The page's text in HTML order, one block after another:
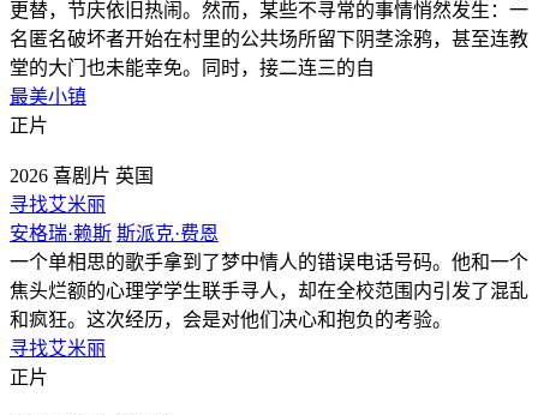
更替，节庆依旧热闹。然而，某些不寻常的事情悄然发生：一
名匿名破坏者开始在村里的公共场所留下阴茎涂鸦，甚至连教
堂的大门也未能幸免。同时，接二连三的自
最美小镇
正片
2026 喜剧片 英国
寻找艾米丽
安格瑞·赖斯 斯派克·费恩
一个单相思的歌手拿到了梦中情人的错误电话号码。他和一个
焦头烂额的心理学学生联手寻人，却在全校范围内引发了混乱
和疯狂。这次经历，会是对他们决心和抱负的考验。
寻找艾米丽
正片